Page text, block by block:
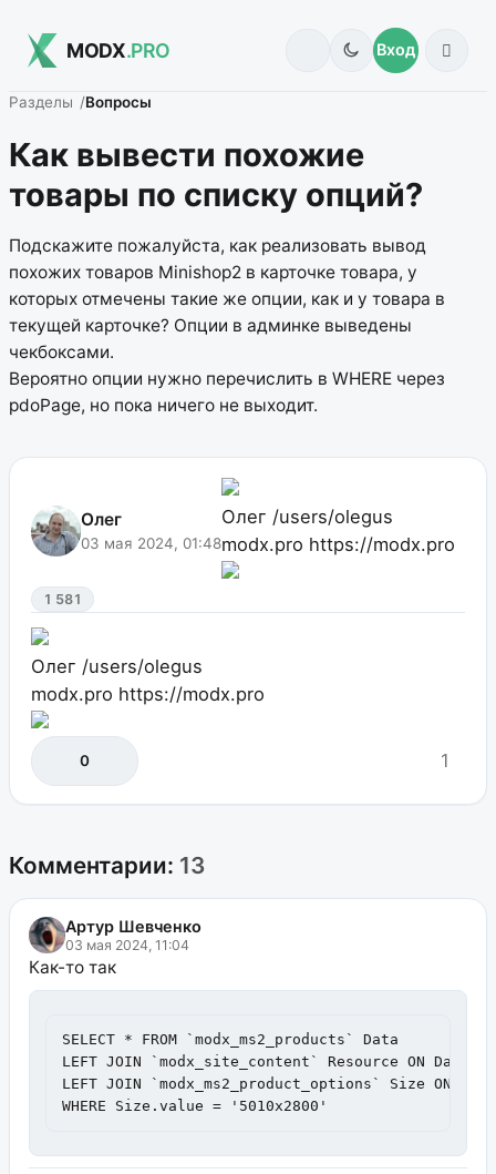
MODX.PRO Вход
Разделы Вопросы
Как вывести похожие
товары по списку опций?
Подскажите пожалуйста, как реализовать вывод
похожих товаров Minishop2 в карточке товара, у
которых отмечены такие же опции, как и у товара в
текущей карточке? Опции в админке выведены
чекбоксами.
Вероятно опции нужно перечислить в WHERE через
pdoPage, но пока ничего не выходит.
Олег
03 мая 2024, 01:48
Олег /users/olegus
modx.pro https://modx.pro
1 581
Олег /users/olegus
modx.pro https://modx.pro
0 1
Комментарии: 13
Артур Шевченко
03 мая 2024, 11:04
Как-то так
SELECT * FROM `modx_ms2_products` Data
LEFT JOIN `modx_site_content` Resource ON
LEFT JOIN `modx_ms2_product_options` Size ON
WHERE Size.value = '5010х2800'